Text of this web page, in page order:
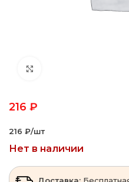
216 ₽
216 ₽‎/шт
Нет в наличии